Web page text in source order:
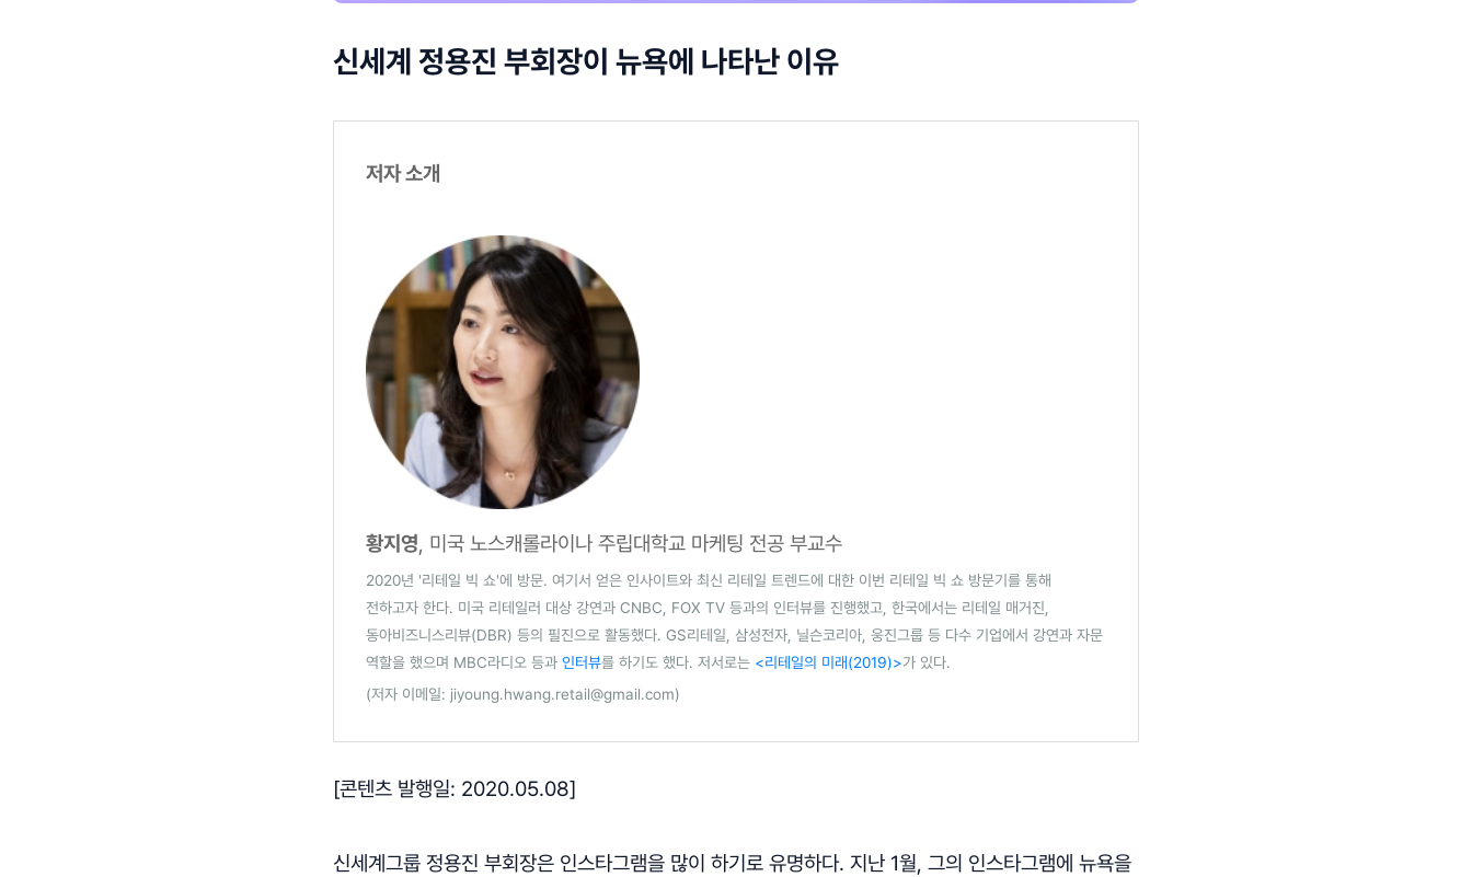
신세계 정용진 부회장이 뉴욕에 나타난 이유
저자 소개
황지영, 미국 노스캐롤라이나 주립대학교 마케팅 전공 부교수
2020년 '리테일 빅 쇼'에 방문. 여기서 얻은 인사이트와 최신 리테일 트렌드에 대한 이번 리테일 빅 쇼 방문기를 통해
전하고자 한다. 미국 리테일러 대상 강연과 CNBC, FOX TV 등과의 인터뷰를 진행했고, 한국에서는 리테일 매거진,
동아비즈니스리뷰(DBR) 등의 필진으로 활동했다. GS리테일, 삼성전자, 닐슨코리아, 웅진그룹 등 다수 기업에서 강연과 자문
역할을 했으며 MBC라디오 등과 인터뷰를 하기도 했다. 저서로는 <리테일의 미래(2019)>가 있다.
(저자 이메일: jiyoung.hwang.retail@gmail.com)
[콘텐츠 발행일: 2020.05.08]
신세계그룹 정용진 부회장은 인스타그램을 많이 하기로 유명하다. 지난 1월, 그의 인스타그램에 뉴욕을